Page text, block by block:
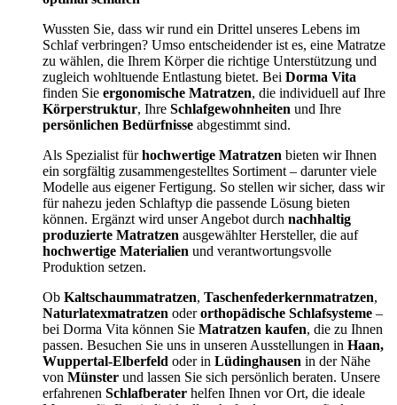
Wussten Sie, dass wir rund ein Drittel unseres Lebens im
Schlaf verbringen? Umso entscheidender ist es, eine Matratze
zu wählen, die Ihrem Körper die richtige Unterstützung und
zugleich wohltuende Entlastung bietet. Bei Dorma Vita
finden Sie ergonomische Matratzen, die individuell auf Ihre
Körperstruktur, Ihre Schlafgewohnheiten und Ihre
persönlichen Bedürfnisse abgestimmt sind.
Als Spezialist fürhochwertige Matratzen bieten wir Ihnen
ein sorgfältig zusammengestelltes Sortiment – darunter viele
Modelle aus eigener Fertigung. So stellen wir sicher, dass wir
für nahezu jeden Schlaftyp die passende Lösung bieten
können. Ergänzt wird unser Angebot durch nachhaltig
produzierte Matratzen ausgewählter Hersteller, die auf
hochwertige Materialien und verantwortungsvolle
Produktion setzen.
Ob Kaltschaummatratzen, Taschenfederkernmatratzen,
Naturlatexmatratzen oderorthopädische Schlafsysteme –
bei Dorma Vita können Sie Matratzen kaufen, die zu Ihnen
passen. Besuchen Sie uns in unseren Ausstellungen in Haan,
Wuppertal-Elberfeld oder in Lüdinghausen in der Nähe
von Münster und lassen Sie sich persönlich beraten. Unsere
erfahrenen Schlafberater helfen Ihnen vor Ort, die ideale